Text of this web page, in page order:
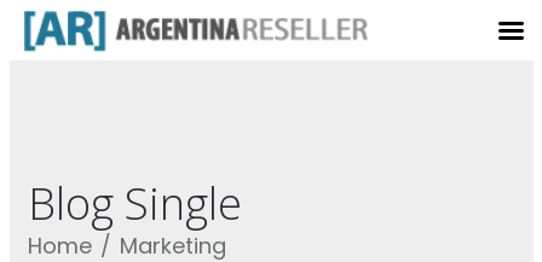
Blog Single
Home
Marketing